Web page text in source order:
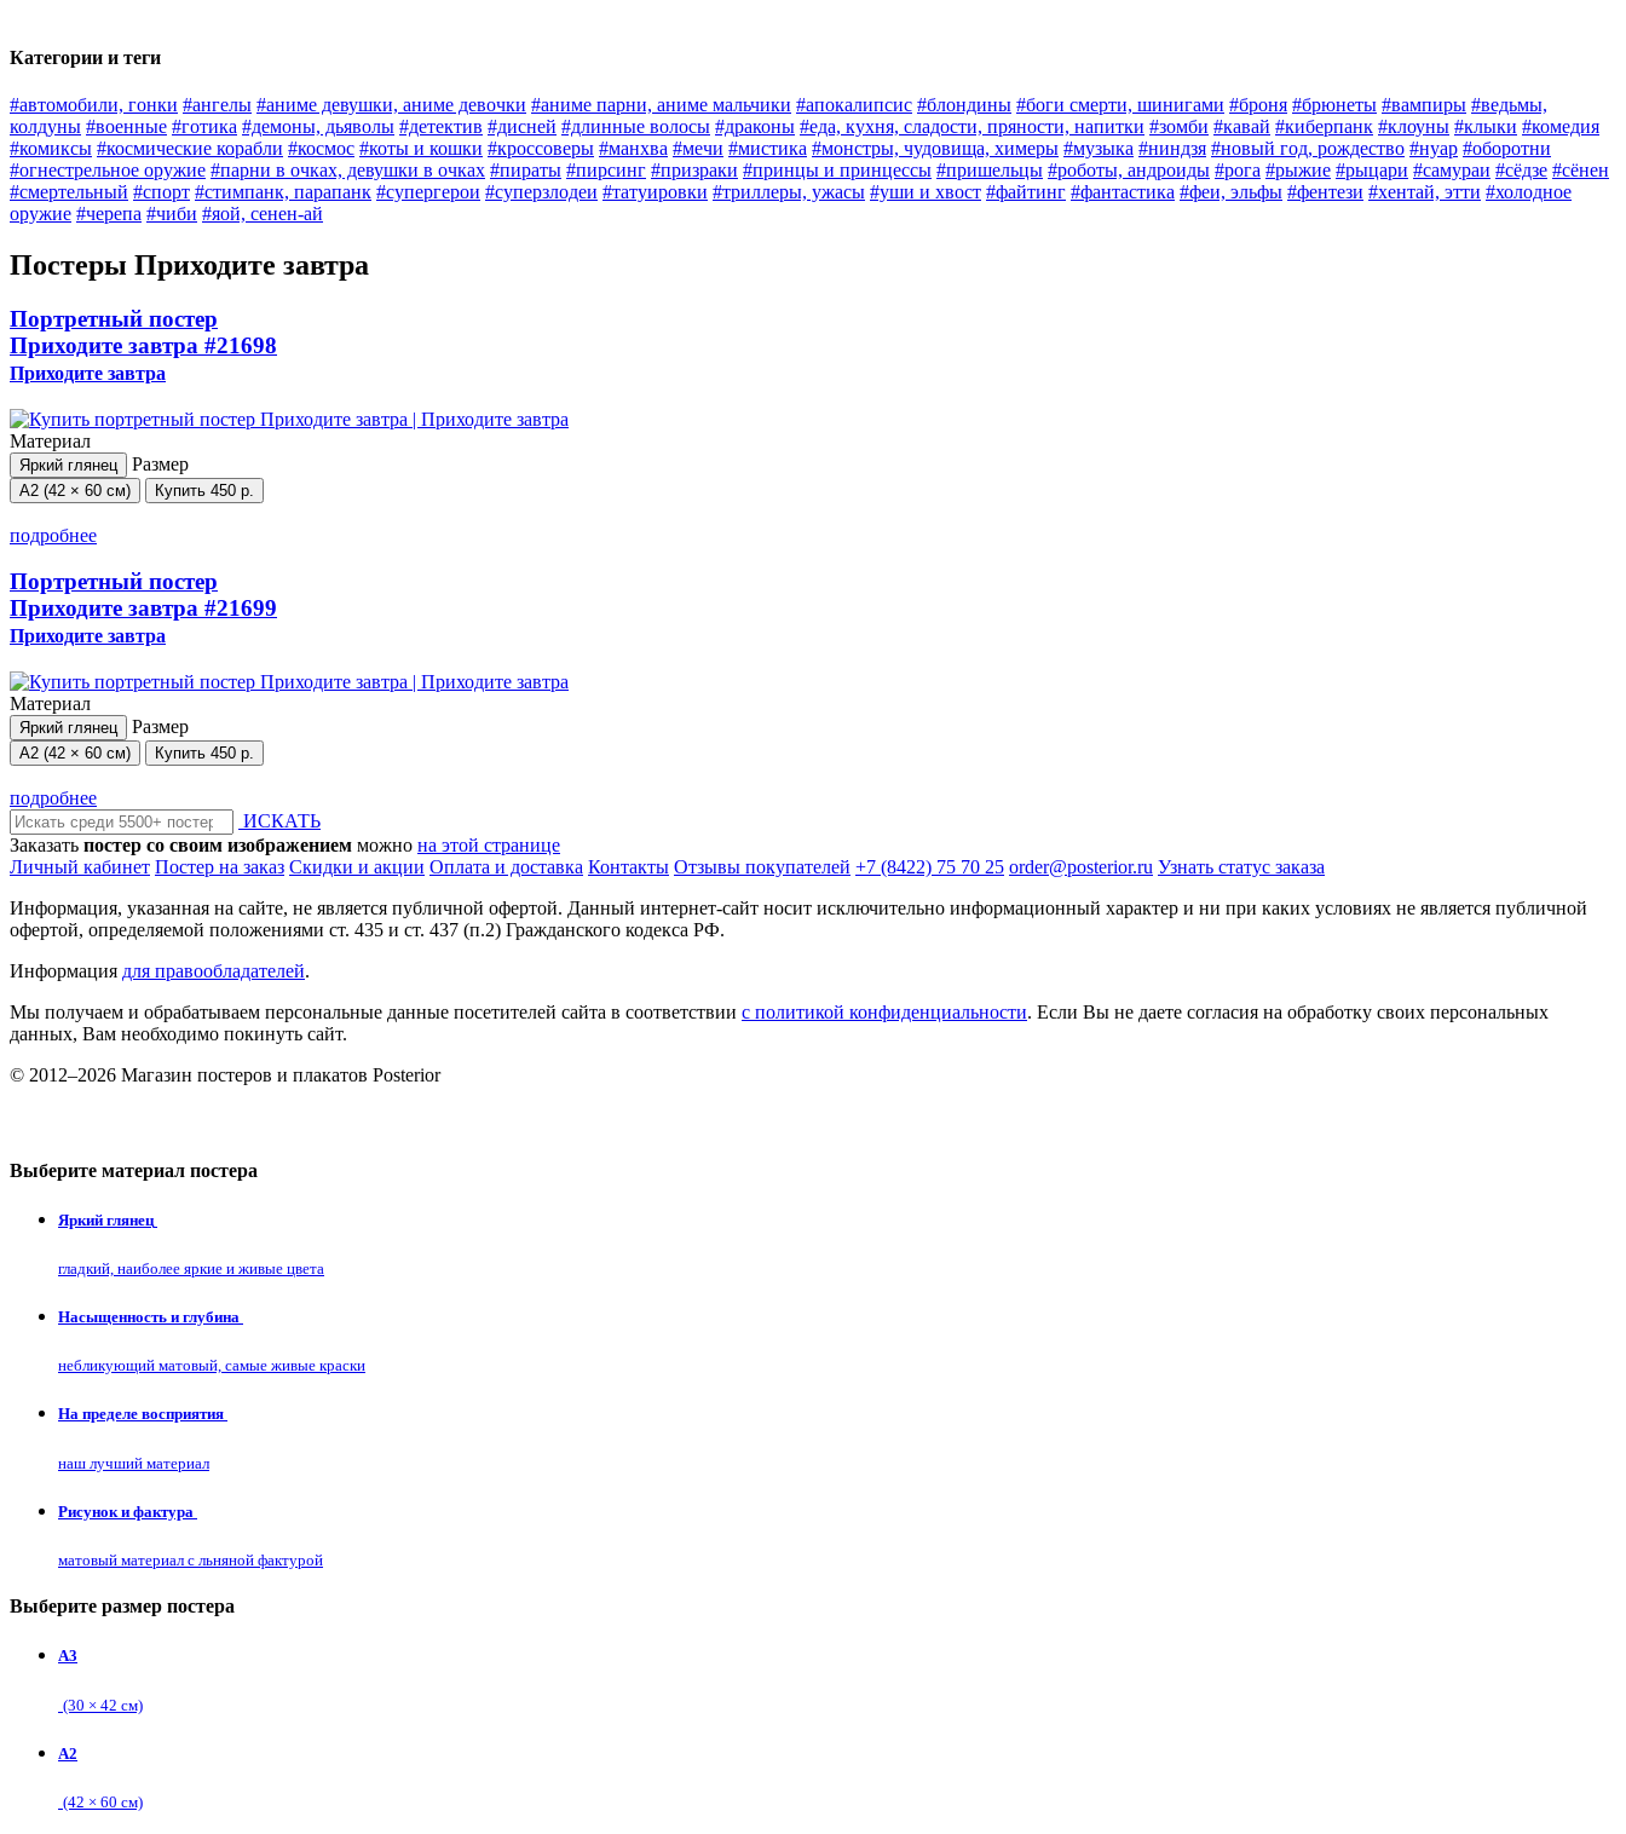
Категории и теги
#автомобили, гонки #ангелы #аниме девушки, аниме девочки #аниме парни, аниме мальчики #апокалипсис #блондины #боги смерти, шинигами #броня #брюнеты #вампиры #ведьмы,
колдуны #военные #готика #демоны, дьяволы #детектив #дисней #длинные волосы #драконы #еда, кухня, сладости, пряности, напитки #зомби #кавай #киберпанк #клоуны #клыки #комедия
#комиксы #космические корабли #космос #коты и кошки #кроссоверы #манхва #мечи #мистика #монстры, чудовища, химеры #музыка #ниндзя #новый год, рождество #нуар #оборотни
#огнестрельное оружие #парни в очках, девушки в очках #пираты #пирсинг #призраки #принцы и принцессы #пришельцы #роботы, андроиды #рога #рыжие #рыцари #самураи #сёдзе #сёнен
#смертельный #спорт #стимпанк, парапанк #супергерои #суперзлодеи #татуировки #триллеры, ужасы #уши и хвост #файтинг #фантастика #феи, эльфы #фентези #хентай, этти #холодное
оружие #черепа #чиби #яой, сенен-ай
Постеры Приходите завтра
Портретный постер
Приходите завтра #21698
Приходите завтра
Материал
Яркий глянец Размер
А2 (42 × 60 см) Купить 450 р.
подробнее
Портретный постер
Приходите завтра #21699
Приходите завтра
Материал
Яркий глянец Размер
А2 (42 × 60 см) Купить 450 р.
подробнее
ИСКАТЬ
Заказать постер со своим изображением можно на этой странице
Личный кабинет Постер на заказ Скидки и акции Оплата и доставка Контакты Отзывы покупателей +7 (8422) 75 70 25 order@posterior.ru Узнать статус заказа
Информация, указанная на сайте, не является публичной офертой. Данный интернет-сайт носит исключительно информационный характер и ни при каких условиях не является публичной
офертой, определяемой положениями ст. 435 и ст. 437 (п.2) Гражданского кодекса РФ.
Информация для правообладателей.
Мы получаем и обрабатываем персональные данные посетителей сайта в соответствии с политикой конфиденциальности. Если Вы не даете согласия на обработку своих персональных
данных, Вам необходимо покинуть сайт.
© 2012–2026 Магазин постеров и плакатов Posterior
Выберите материал постера
Яркий глянец
гладкий, наиболее яркие и живые цвета
Насыщенность и глубина
небликующий матовый, самые живые краски
На пределе восприятия
наш лучший материал
Рисунок и фактура
матовый материал с льняной фактурой
Выберите размер постера
А3
(30 × 42 см)
А2
(42 × 60 см)